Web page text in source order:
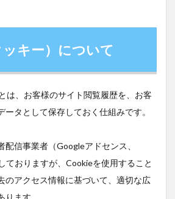
キー）について
は、お客様のサイト閲覧履歴を、お客
ータとして保存しておく仕組みです。
配信事業者（Googleアドセンス、
ておりますが、Cookieを使用すること
のアクセス情報に基づいて、適切な広
ます。